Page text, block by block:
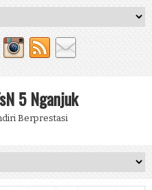
5 Nganjuk
Berprestasi